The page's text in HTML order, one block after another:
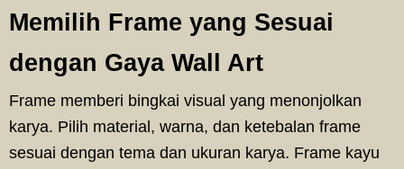
Memilih Frame yang Sesuai
dengan Gaya Wall Art
Frame memberi bingkai visual yang menonjolkan
karya. Pilih material, warna, dan ketebalan frame
sesuai dengan tema dan ukuran karya. Frame kayu